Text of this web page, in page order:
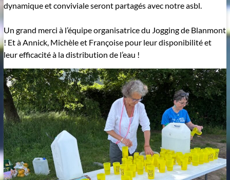
dynamique et conviviale seront partagés avec notre asbl.
Un grand merci à l’équipe organisatrice du Jogging de Blanmont
! Et à Annick, Michèle et Françoise pour leur disponibilité et
leur efficacité à la distribution de l’eau !